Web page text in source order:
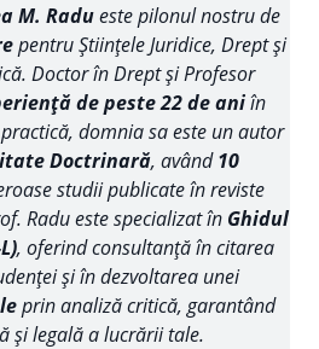
M. Radueste pilonul nostru de
pentru Științele Juridice, Drept și
Doctor în Drept și Profesor
de peste 22 de aniîn
domnia sa este un autor
Doctrinară, având10
studii publicate în reviste
Radu este specializat în Ghidul
, oferind consultanță în citarea
și în dezvoltarea unei
prin analiză critică, garantând
și legală a lucrării tale.